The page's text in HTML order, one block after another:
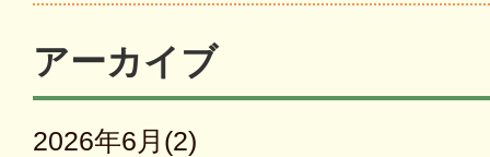
アーカイブ
2026年6月(2)